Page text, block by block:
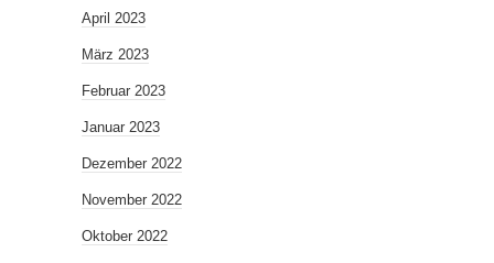
April 2023
März 2023
Februar 2023
Januar 2023
Dezember 2022
November 2022
Oktober 2022